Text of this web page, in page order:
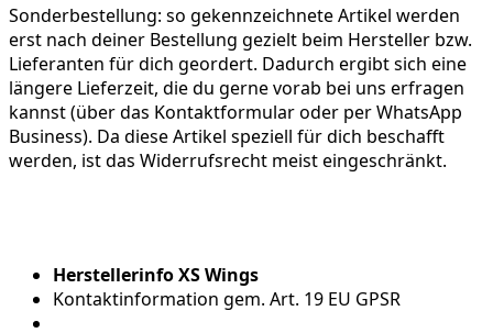
Sonderbestellung: so gekennzeichnete Artikel werden
erst nach deiner Bestellung gezielt beim Hersteller bzw.
Lieferanten für dich geordert. Dadurch ergibt sich eine
längere Lieferzeit, die du gerne vorab bei uns erfragen
kannst (über das Kontaktformular oder per WhatsApp
Business). Da diese Artikel speziell für dich beschafft
werden, ist das Widerrufsrecht meist eingeschränkt.
Herstellerinfo XS Wings
Kontaktinformation gem. Art. 19 EU GPSR